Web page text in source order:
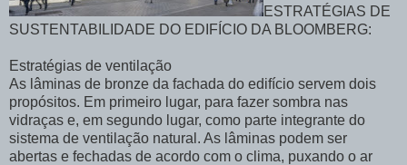
ESTRATÉGIAS DE
SUSTENTABILIDADE DO EDIFÍCIO DA BLOOMBERG:
Estratégias de ventilação
As lâminas de bronze da fachada do edifício servem dois
propósitos. Em primeiro lugar, para fazer sombra nas
vidraças e, em segundo lugar, como parte integrante do
sistema de ventilação natural. As lâminas podem ser
abertas e fechadas de acordo com o clima, puxando o ar